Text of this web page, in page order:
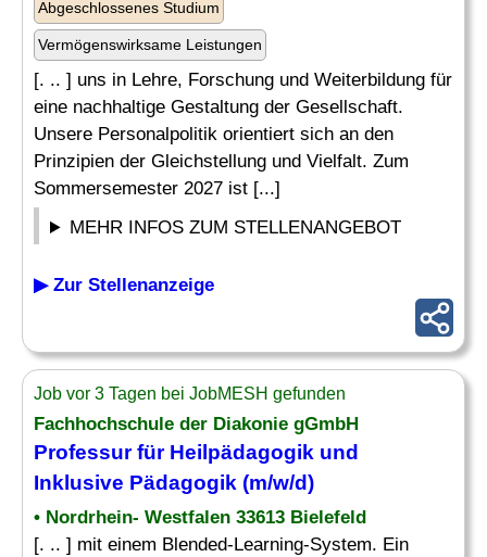
Abgeschlossenes Studium
Vermögenswirksame Leistungen
[. .. ] uns in Lehre, Forschung und Weiterbildung für
eine nachhaltige Gestaltung der Gesellschaft.
Unsere Personalpolitik orientiert sich an den
Prinzipien der Gleichstellung und Vielfalt. Zum
Sommersemester 2027 ist [...]
MEHR INFOS ZUM STELLENANGEBOT
▶ Zur Stellenanzeige
Job vor 3 Tagen bei JobMESH gefunden
Fachhochschule der Diakonie gGmbH
Professur für Heilpädagogik und
Inklusive Pädagogik (m/w/d)
• Nordrhein- Westfalen 33613 Bielefeld
[. .. ] mit einem Blended-Learning-System. Ein